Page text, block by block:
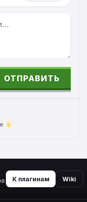
ОТПРАВИТЬ
К плагинам Wiki